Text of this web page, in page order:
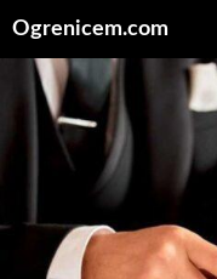
Ogrenicem.com